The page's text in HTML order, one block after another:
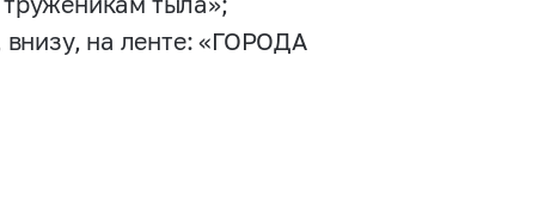
на ленте: «ГОРОДА